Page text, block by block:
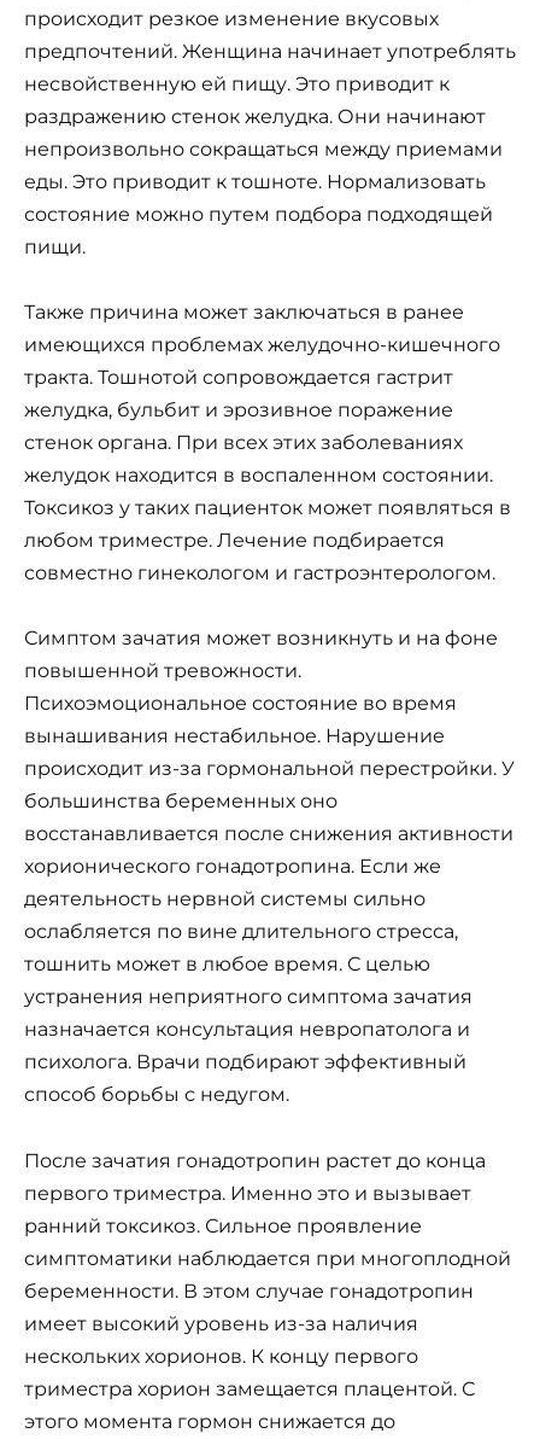
происходит резкое изменение вкусовых
предпочтений. Женщина начинает употреблять
несвойственную ей пищу. Это приводит к
раздражению стенок желудка. Они начинают
непроизвольно сокращаться между приемами
еды. Это приводит к тошноте. Нормализовать
состояние можно путем подбора подходящей
пищи.
Также причина может заключаться в ранее
имеющихся проблемах желудочно-кишечного
тракта. Тошнотой сопровождается гастрит
желудка, бульбит и эрозивное поражение
стенок органа. При всех этих заболеваниях
желудок находится в воспаленном состоянии.
Токсикоз у таких пациенток может появляться в
любом триместре. Лечение подбирается
совместно гинекологом и гастроэнтерологом.
Симптом зачатия может возникнуть и на фоне
повышенной тревожности.
Психоэмоциональное состояние во время
вынашивания нестабильное. Нарушение
происходит из-за гормональной перестройки. У
большинства беременных оно
восстанавливается после снижения активности
хорионического гонадотропина. Если же
деятельность нервной системы сильно
ослабляется по вине длительного стресса,
тошнить может в любое время. С целью
устранения неприятного симптома зачатия
назначается консультация невропатолога и
психолога. Врачи подбирают эффективный
способ борьбы с недугом.
После зачатия гонадотропин растет до конца
первого триместра. Именно это и вызывает
ранний токсикоз. Сильное проявление
симптоматики наблюдается при многоплодной
беременности. В этом случае гонадотропин
имеет высокий уровень из-за наличия
нескольких хорионов. К концу первого
триместра хорион замещается плацентой. С
этого момента гормон снижается до